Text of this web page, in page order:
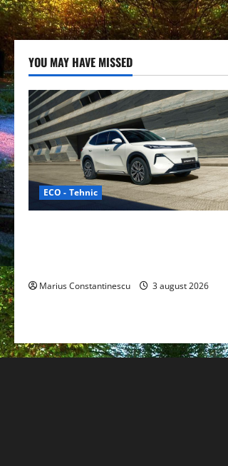
YOU MAY HAVE MISSED
ECO - Tehnic
Marius Constantinescu 3 august 2026